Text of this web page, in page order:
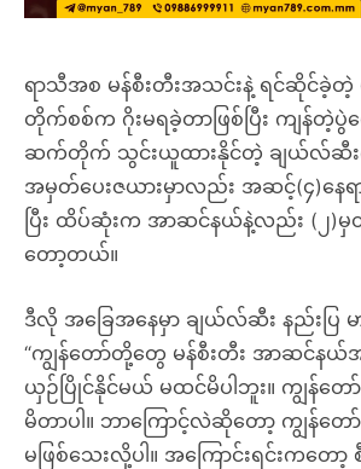
ရာသီအစ မန်စီးတီးအသင်းနဲ့ ရင်ဆိုင်ခဲ့တဲ့
တိုက်စစ်က ဂိုးမရခဲ့တာဖြစ်ပြီး ကျန်တဲ့ပွဲ
ဆက်တိုက် သွင်းယူထားနိုင်တဲ့ ချယ်လ်ဆီး
အမှတ်ပေးဇယားမှာလည်း အဆင့်(၄)နေ
ပြီး ထိပ်ဆုံးက အာဆင်နယ်နဲ့လည်း (၂)မှ
တော့တယ်။
ဒီလို အခြေအနေမှာ ချယ်လ်ဆီး နည်းပြ
“ကျွန်တော်တို့တွေ မန်စီးတီး အာဆင်န
ယှဉ်ပြိုင်နိုင်မယ် မထင်မိပါဘူး။ ကျွန်
မိတာပါ။ ဘာကြောင့်လဲဆိုတော့ ကျွန်
မဖြစ်သေးလို့ပါ။ အကြောင်းရင်းကတ